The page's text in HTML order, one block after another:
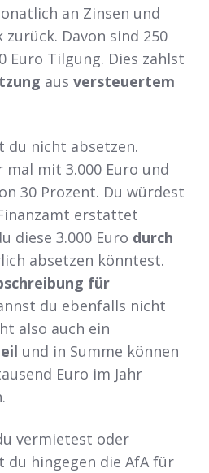
an Zinsen und
Davon sind 250
Euro Tilgung. Dies zahlst
aus versteuertem
du nicht absetzen.
mal mit 3.000 Euro und
30 Prozent. Du würdest
erstattet
diese 3.000 Euro durch
absetzen könntest.
für
du ebenfalls nicht
also auch ein
und in Summe können
Euro im Jahr
vermietest oder
du hingegen die AfA für